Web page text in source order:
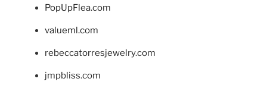
PopUpFlea.com
valueml.com
rebeccatorresjewelry.com
jmpbliss.com